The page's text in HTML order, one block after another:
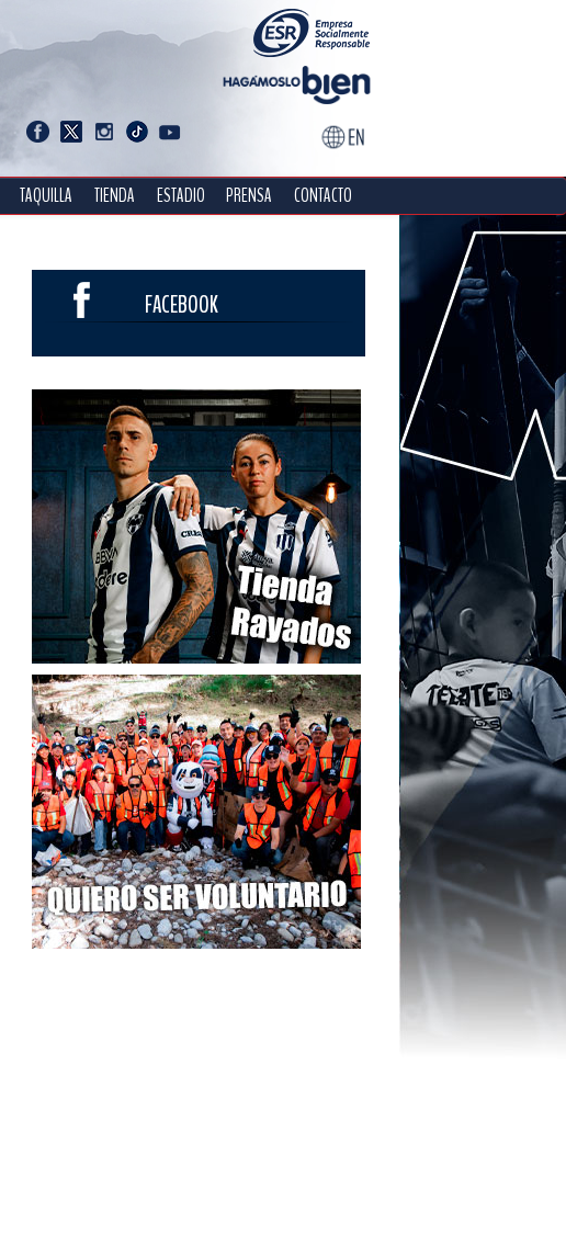
TAQUILLA TIENDA ESTADIO PRENSA CONTACTO
FACEBOOK